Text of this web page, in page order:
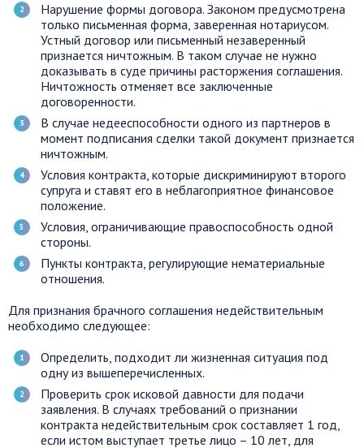
Нарушение формы договора. Законом предусмотрена
только письменная форма, заверенная нотариусом.
Устный договор или письменный незаверенный
признается ничтожным. В таком случае не нужно
доказывать в суде причины расторжения соглашения.
Ничтожность отменяет все заключенные
договоренности.
В случае недееспособности одного из партнеров в
момент подписания сделки такой документ признается
ничтожным.
Условия контракта, которые дискриминируют второго
супруга и ставят его в неблагоприятное финансовое
положение.
Условия, ограничивающие правоспособность одной
стороны.
Пункты контракта, регулирующие нематериальные
отношения.
Для признания брачного соглашения недействительным
необходимо следующее:
Определить, подходит ли жизненная ситуация под
одну из вышеперечисленных.
Проверить срок исковой давности для подачи
заявления. В случаях требований о признании
контракта недействительным срок составляет 1 год,
если истом выступает третье лицо – 10 лет, для